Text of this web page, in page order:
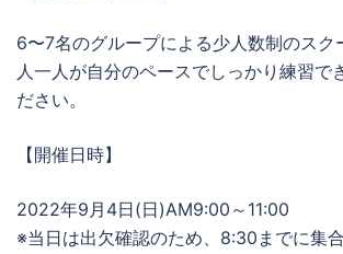
6〜7名のグループによる少人数制のスク
人一人が自分のペースでしっかり練習で
ださい。
【開催日時】
2022年9月4日(日)AM9:00～11:00
※当日は出欠確認のため、8:30までに集